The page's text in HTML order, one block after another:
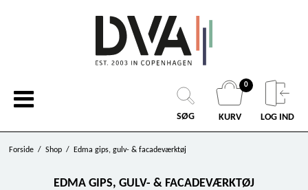
SØG
0
KURV LOG IND
Forside / Shop / Edma gips, gulv- & facadeværktøj
EDMA GIPS, GULV- & FACADEVÆRKTØJ